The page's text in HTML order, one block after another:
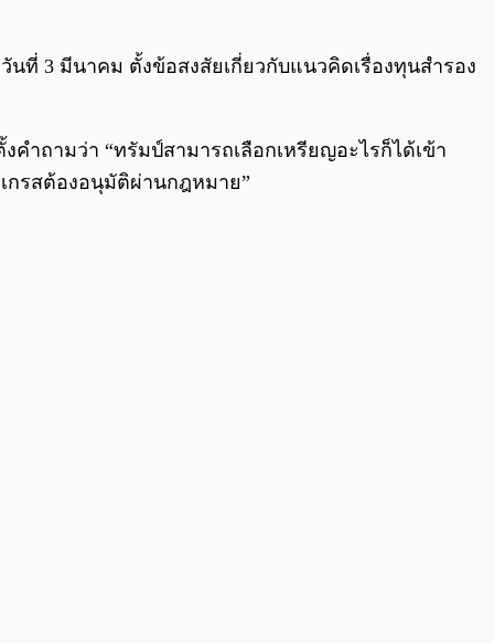
ที่ 3 มีนาคม ตั้งข้อสงสัยเกี่ยวกับแนวคิดเรื่องทุนสำรอง
คำถามว่า “ทรัมป์สามารถเลือกเหรียญอะไรก็ได้เข้า
กรสต้องอนุมัติผ่านกฎหมาย”